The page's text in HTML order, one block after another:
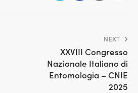
NEXT
XXVIII Congresso
Nazionale Italiano di
Entomologia – CNIE
2025